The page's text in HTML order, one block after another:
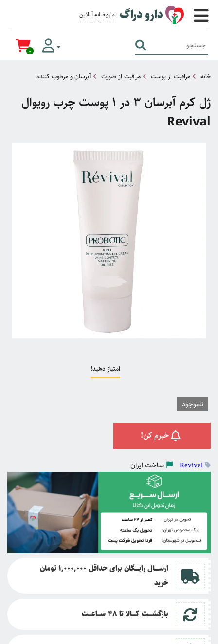
دارو دراگ داروخــــانه آنــلاین برای همــه
0
خانه مراقبت از پوست مراقبت از صورت آبرسان و مرطوب کننده
ژل کرم آبرسان 3 در 1 پوست چرب رویوال
Revival
امتیاز دهید!
ناموجود
خبرم کن!
Revival ساختایران
ارســــال رایــــگان برای حداقل 1,000,000 تومان
خرید
بازگشــــت کــــالا تا48 ســـاعـــت